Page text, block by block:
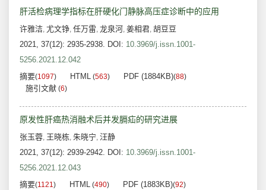
肝活检病理学指标在肝硬化门静脉高压症诊断中的应用
许雅洁, 尤文铮, 任万雷, 龙泉河, 姜相君, 胡豆豆
2021, 37(12): 2935-2938. DOI: 10.3969/j.issn.1001-
5256.2021.12.042
摘要(1097) HTML (563) PDF (1884KB)(88)
施引文献 (6)
原发性肝癌热消融术后并发膈疝的研究进展
张玉蓉, 王晓栋, 朱晓宁, 汪静
2021, 37(12): 2939-2942. DOI: 10.3969/j.issn.1001-
5256.2021.12.043
摘要(1121) HTML (490) PDF (1883KB)(92)